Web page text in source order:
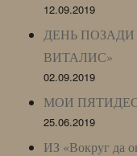
12.09.2019
ДЕНЬ ПОЗАДИ
ВИТАЛИС»
02.09.2019
МОИ
25.06.2019
ИЗ «Вокруг да